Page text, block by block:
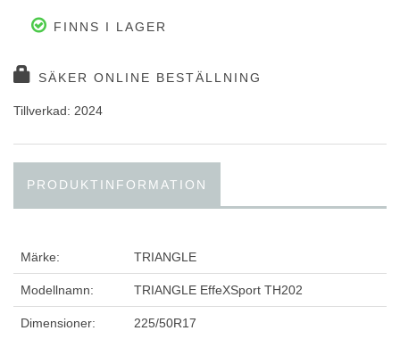
FINNS I LAGER
SÄKER ONLINE BESTÄLLNING
Tillverkad: 2024
PRODUKTINFORMATION
Märke: TRIANGLE
Modellnamn: TRIANGLE EffeXSport TH202
Dimensioner: 225/50R17